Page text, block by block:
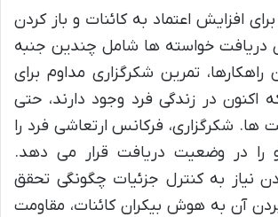
افزایش اعتماد به کائنات و باز کردن
دریافت خواسته ها شامل چندین جنبه
تمرین شکرگزاری مداوم برای
اکنون در زندگی فرد وجود دارند، حتی
شکرگزاری، فرکانس ارتعاشی فرد را
را در وضعیت دریافت قرار می دهد.
نیاز به کنترل جزئیات چگونگی تحقق
آن به هوش بیکران کائنات، مقاومت